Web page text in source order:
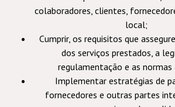
colaboradores, clientes,
local;
Cumprir, os requisitos que
dos serviços prestados, a
regulamentação e as normas
Implementar estratégias de
fornecedores e outras partes